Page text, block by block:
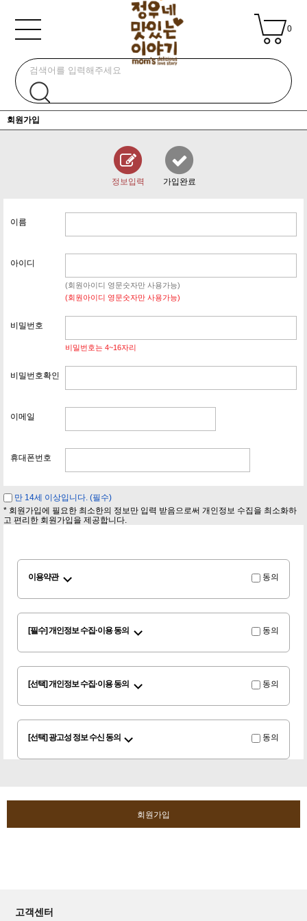
0
회원가입
정보입력 가입완료
이름
아이디
(회원아이디 영문숫자만 사용가능)
(회원아이디 영문숫자만 사용가능)
비밀번호
비밀번호는 4~16자리
비밀번호확인
이메일
휴대폰번호
만 14세 이상입니다. (필수)
* 회원가입에 필요한 최소한의 정보만 입력 받음으로써 개인정보 수집을 최소화하
고 편리한 회원가입을 제공합니다.
이용약관 동의
[필수] 개인정보 수집·이용 동의 동의
[선택] 개인정보 수집·이용 동의 동의
[선택] 광고성 정보 수신 동의 동의
회원가입
고객센터